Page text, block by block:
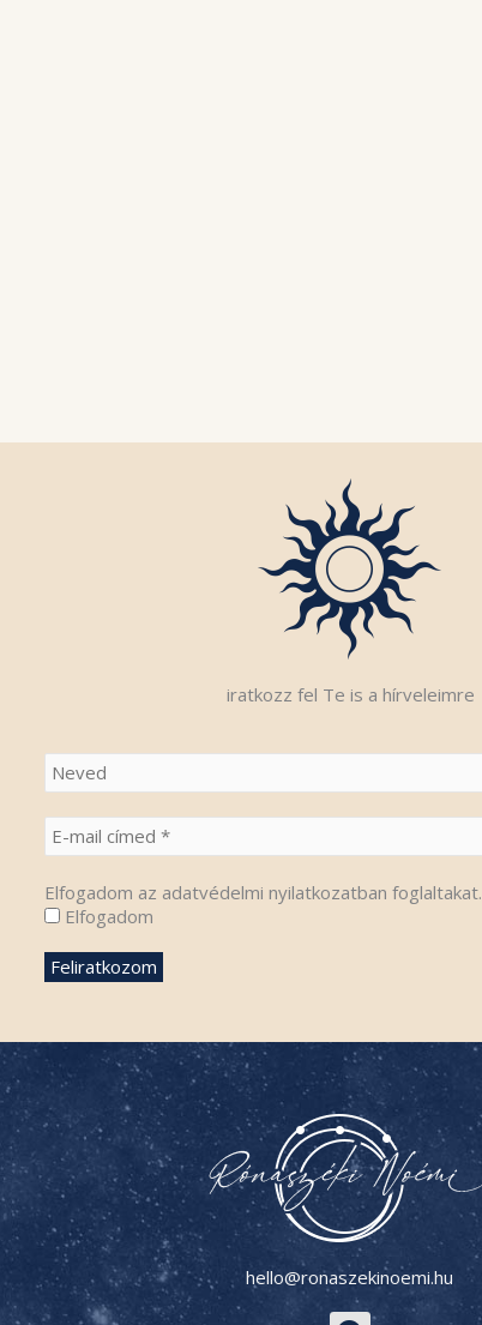
iratkozz fel Te is a hírveleimre
Elfogadom az adatvédelmi nyilatkozatban foglaltakat.
Elfogadom
hello@ronaszekinoemi.hu